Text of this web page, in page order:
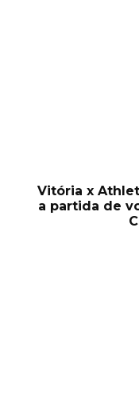
Vitória x
a partida de